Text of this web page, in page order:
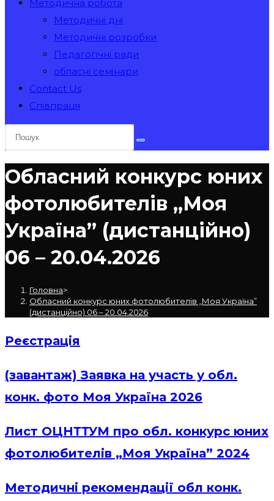
Методична робота
Методичні дні
Методичні розробки
Педагогічні ради
обласні семінари
Contact Us
Співпраця
Обласний конкурс юних
фотолюбителів „Моя
Україна” (дистанційно)
06 – 20.04.2026
Головна>
Обласний конкурс юних фотолюбителів „Моя Україна”
(дистанційно) 06 – 20.04.2026
Реєстрація
(завантаж) Заявка на участь у обл.
конк. фото Моя Україна 2026
Лист ОЦНТТУМ про обл. конкурс юних
фотолюбителів „Моя Україна” 2024
Методичні рекомендації обл конк.